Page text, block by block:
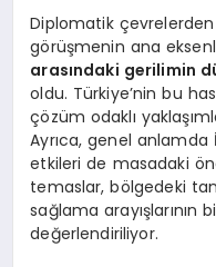
Diplomatik
görüşmenin ana
arasındaki gerilimin
oldu. Türkiye’nin bu
çözüm odaklı
Ayrıca, genel
etkileri de masadaki
temaslar, bölgedeki
sağlama arayışlarının
değerlendiriliyor.